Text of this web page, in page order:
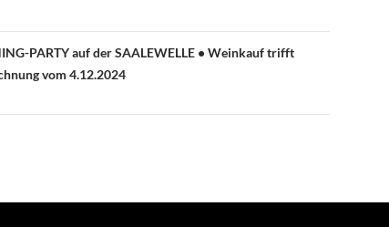
PARTY auf der SAALEWELLE • Weinkauf trifft
vom 4.12.2024